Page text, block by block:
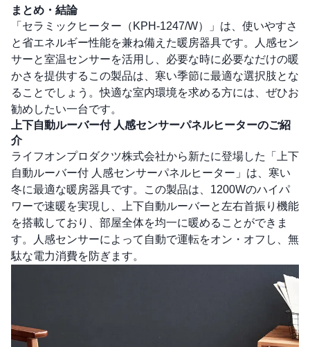
まとめ・結論
「セラミックヒーター（KPH-1247/W）」は、使いやすさ
と省エネルギー性能を兼ね備えた暖房器具です。人感セン
サーと室温センサーを活用し、必要な時に必要なだけの暖
かさを提供するこの製品は、寒い季節に最適な選択肢とな
ることでしょう。快適な室内環境を求める方には、ぜひお
勧めしたい一台です。
上下自動ルーバー付 人感センサーパネルヒーターのご紹
介
ライフオンプロダクツ株式会社から新たに登場した「上下
自動ルーバー付 人感センサーパネルヒーター」は、寒い
冬に最適な暖房器具です。この製品は、1200Wのハイパ
ワーで速暖を実現し、上下自動ルーバーと左右首振り機能
を搭載しており、部屋全体を均一に暖めることができま
す。人感センサーによって自動で運転をオン・オフし、無
駄な電力消費を防ぎます。